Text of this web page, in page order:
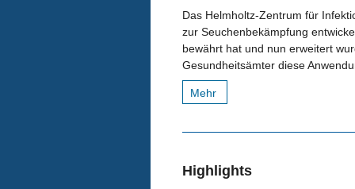
Das Helmholtz-Zentrum für
zur Seuchenbekämpfung
bewährt hat und nun erweitert
Gesundheitsämter diese
Mehr
Highlights